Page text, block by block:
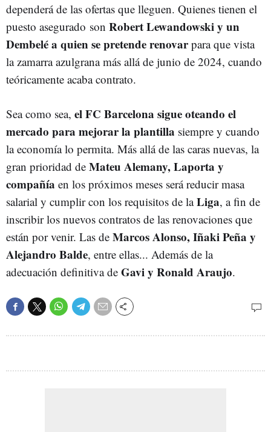
dependerá de las ofertas que lleguen. Quienes tienen el
puesto asegurado son Robert Lewandowski y un
Dembelé a quien se pretende renovarpara que vista
la zamarra azulgrana más allá de junio de 2024, cuando
teóricamente acaba contrato.
Sea como sea, el FC Barcelona sigue oteando el
mercado para mejorar la plantilla siempre y cuando
la economía lo permita. Más allá de las caras nuevas, la
gran prioridad de Mateu Alemany, Laporta y
compañía en los próximos meses será reducir masa
salarial y cumplir con los requisitos de laLiga, a fin de
inscribir los nuevos contratos de las renovaciones que
están por venir. Las de Marcos Alonso, Iñaki Peña y
Alejandro Balde, entre ellas... Además de la
adecuación definitiva de Gavi y Ronald Araujo.